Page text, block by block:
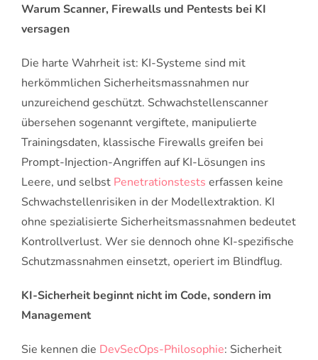
Warum Scanner, Firewalls und Pentests bei KI
versagen
Die harte Wahrheit ist: KI-Systeme sind mit
herkömmlichen Sicherheitsmassnahmen nur
unzureichend geschützt. Schwachstellenscanner
übersehen sogenannt vergiftete, manipulierte
Trainingsdaten, klassische Firewalls greifen bei
Prompt-Injection-Angriffen auf KI-Lösungen ins
Leere, und selbst Penetrationstests erfassen keine
Schwachstellenrisiken in der Modellextraktion. KI
ohne spezialisierte Sicherheitsmassnahmen bedeutet
Kontrollverlust. Wer sie dennoch ohne KI-spezifische
Schutzmassnahmen einsetzt, operiert im Blindflug.
KI-Sicherheit beginnt nicht im Code, sondern im
Management
Sie kennen die DevSecOps-Philosophie: Sicherheit